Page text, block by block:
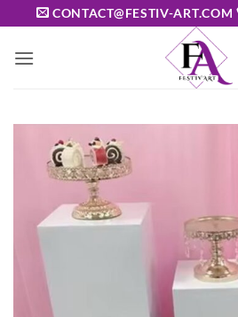
Passer
au
contenu
CONTACT@FESTIV-ART.COM